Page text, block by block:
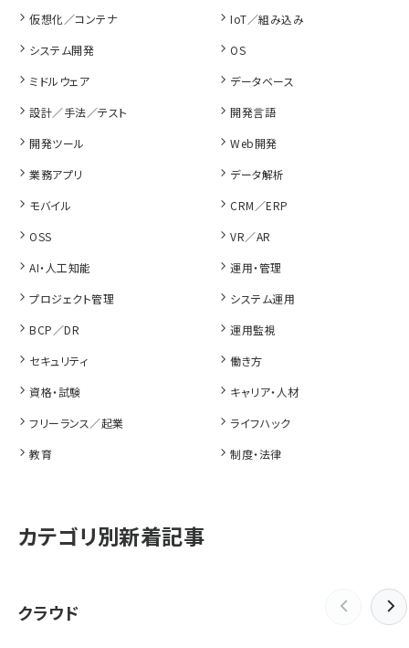
仮想化／コンテナ
IoT／組み込み
システム開発
OS
ミドルウェア
データベース
設計／手法／テスト
開発言語
開発ツール
Web開発
業務アプリ
データ解析
モバイル
CRM／ERP
OSS
VR／AR
AI・人工知能
運用・管理
プロジェクト管理
システム運用
BCP／DR
運用監視
セキュリティ
働き方
資格・試験
キャリア・人材
フリーランス／起業
ライフハック
教育
制度・法律
カテゴリ別新着記事
クラウド